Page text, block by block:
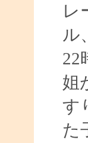
レ
ル
22
姐
す
た